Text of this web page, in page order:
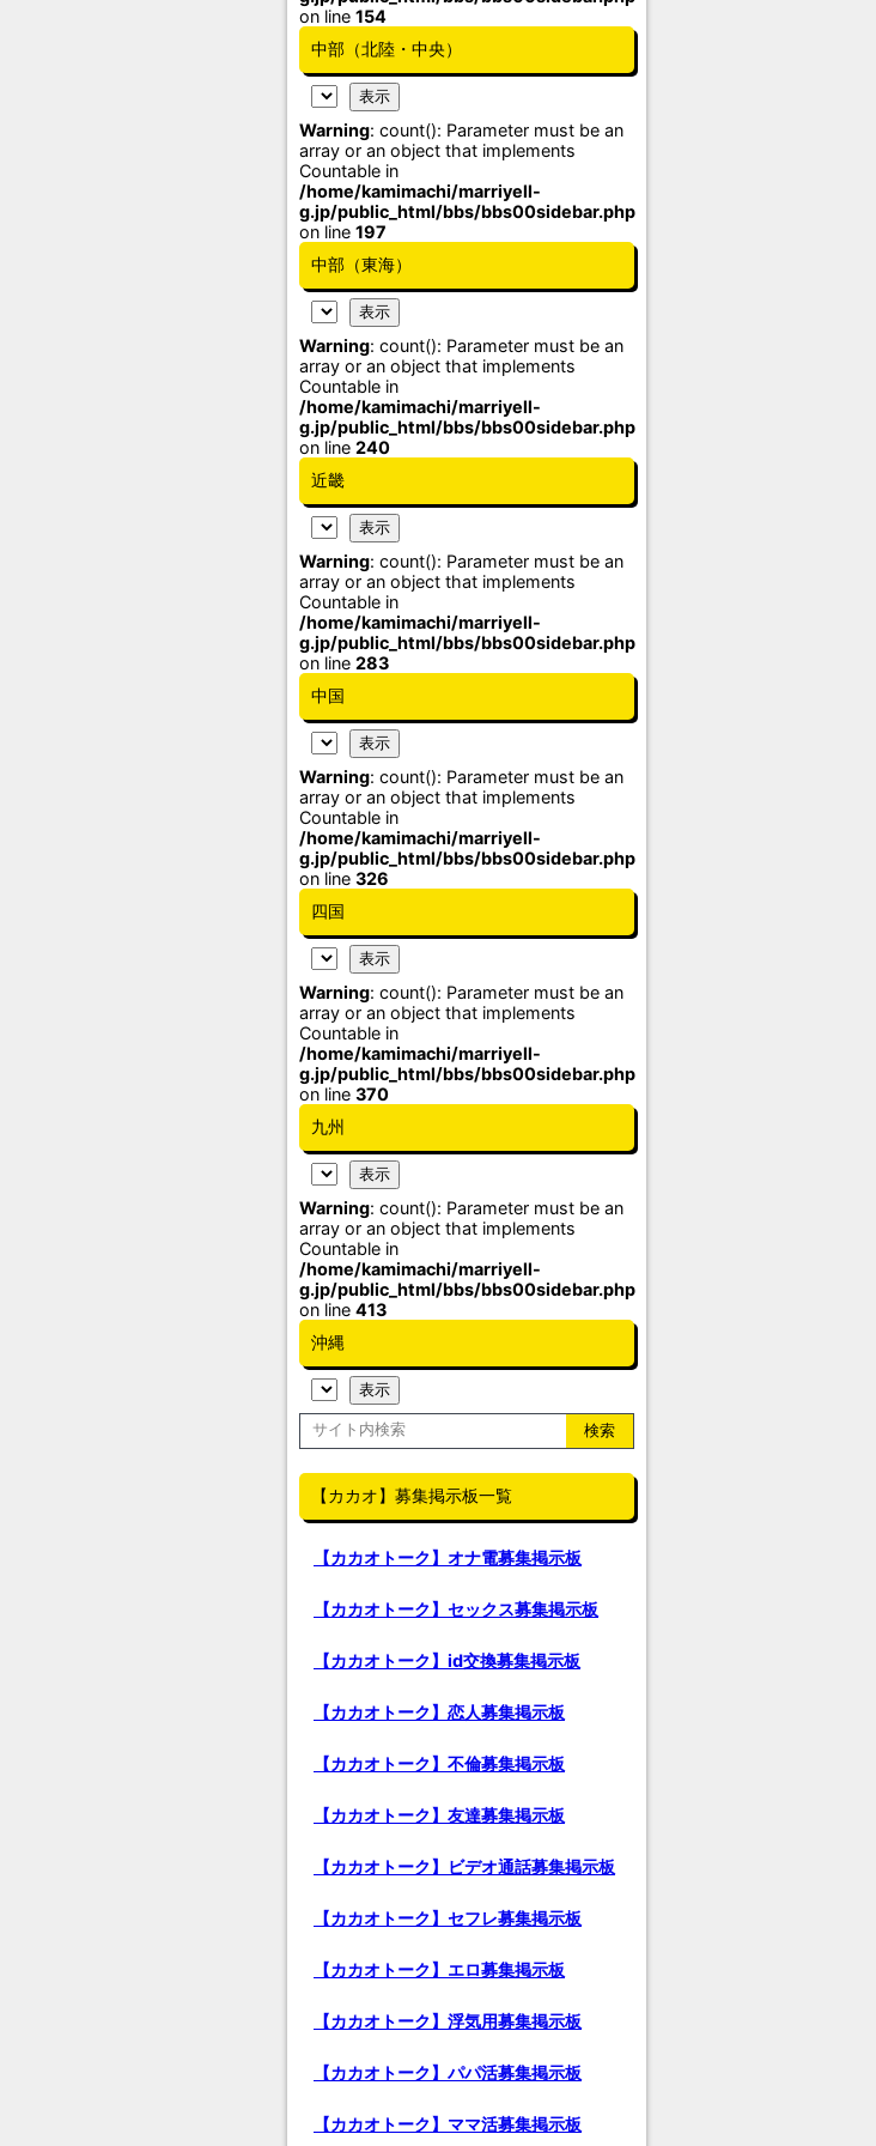
on line 154
中部（北陸・中央）
Warning: count(): Parameter must be an
array or an object that implements
Countable in
/home/kamimachi/marriyell-
g.jp/public_html/bbs/bbs00sidebar.php
on line 197
中部（東海）
Warning: count(): Parameter must be an
array or an object that implements
Countable in
/home/kamimachi/marriyell-
g.jp/public_html/bbs/bbs00sidebar.php
on line 240
近畿
Warning: count(): Parameter must be an
array or an object that implements
Countable in
/home/kamimachi/marriyell-
g.jp/public_html/bbs/bbs00sidebar.php
on line 283
中国
Warning: count(): Parameter must be an
array or an object that implements
Countable in
/home/kamimachi/marriyell-
g.jp/public_html/bbs/bbs00sidebar.php
on line 326
四国
Warning: count(): Parameter must be an
array or an object that implements
Countable in
/home/kamimachi/marriyell-
g.jp/public_html/bbs/bbs00sidebar.php
on line 370
九州
Warning: count(): Parameter must be an
array or an object that implements
Countable in
/home/kamimachi/marriyell-
g.jp/public_html/bbs/bbs00sidebar.php
on line 413
沖縄
【カカオ】募集掲示板一覧
【カカオトーク】オナ電募集掲示板
【カカオトーク】セックス募集掲示板
【カカオトーク】id交換募集掲示板
【カカオトーク】恋人募集掲示板
【カカオトーク】不倫募集掲示板
【カカオトーク】友達募集掲示板
【カカオトーク】ビデオ通話募集掲示板
【カカオトーク】セフレ募集掲示板
【カカオトーク】エロ募集掲示板
【カカオトーク】浮気用募集掲示板
【カカオトーク】パパ活募集掲示板
【カカオトーク】ママ活募集掲示板